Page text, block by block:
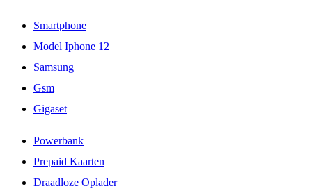
Smartphone
Model Iphone 12
Samsung
Gsm
Gigaset
Powerbank
Prepaid Kaarten
Draadloze Oplader